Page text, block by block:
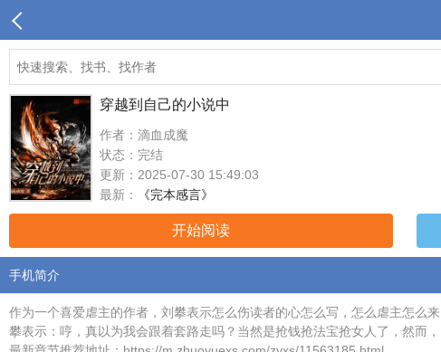
穿越到自己的小说中
作者：滴血成魔
状态：完结
更新：2025-07-30 15:49:03
最新：
《完本感言》
开始阅读
手机简介
作为一个喜爱虐主的作者，刘攀表示怎么伤读者的心怎么写，怎么虐主怎么
攀表示：哼，真以为我会跟着套路走吗？当然是抢钱抢法宝抢女人了，然而